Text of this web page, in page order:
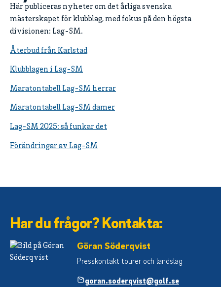
Här publiceras nyheter om det årliga svenska
mästerskapet för klubblag, med fokus på den högsta
divisionen: Lag-SM.
Återbud från Karlstad
Klubblagen i Lag-SM
Maratontabell Lag-SM herrar
Maratontabell Lag-SM damer
Lag-SM 2025: så funkar det
Förändringar av Lag-SM
Har du frågor? Kontakta:
Göran Söderqvist
Presskontakt tourer och landslag
goran.soderqvist@golf.se